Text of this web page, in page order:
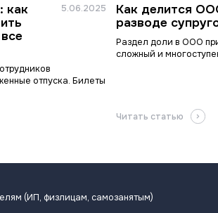
как
5.06.2025
отпуска. Билеты
Как делится
разводе
Раздел доли в ООО
сложный и
Читать статью
(ИП, физлицам, самозанятым)